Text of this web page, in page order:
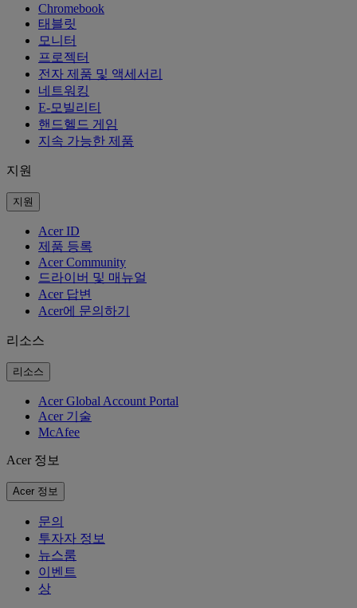
Chromebook
태블릿
모니터
프로젝터
전자 제품 및 액세서리
네트워킹
E-모빌리티
핸드헬드 게임
지속 가능한 제품
지원
지원
Acer ID
제품 등록
Acer Community
드라이버 및 매뉴얼
Acer 답변
Acer에 문의하기
리소스
리소스
Acer Global Account Portal
Acer 기술
McAfee
Acer 정보
Acer 정보
문의
투자자 정보
뉴스룸
이벤트
상